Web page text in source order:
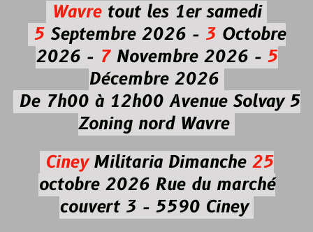
Wavretout les 1er samedi
5Septembre 2026 - 3Octobre
2026 -7Novembre 2026 - 5
Décembre 2026
De 7h00 à 12h00 Avenue Solvay 5
Zoning nord Wavre
CineyMilitaria Dimanche 25
octobre 2026Rue du marché
couvert 3 - 5590 Ciney